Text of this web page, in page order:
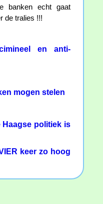
banken echt gaat
de tralies !!!
en anti-
mogen stelen
Haagse politiek is
keer zo hoog